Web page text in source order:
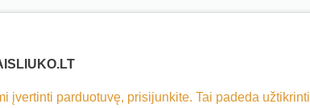
įvertinti parduotuvę, prisijunkite. Tai padeda